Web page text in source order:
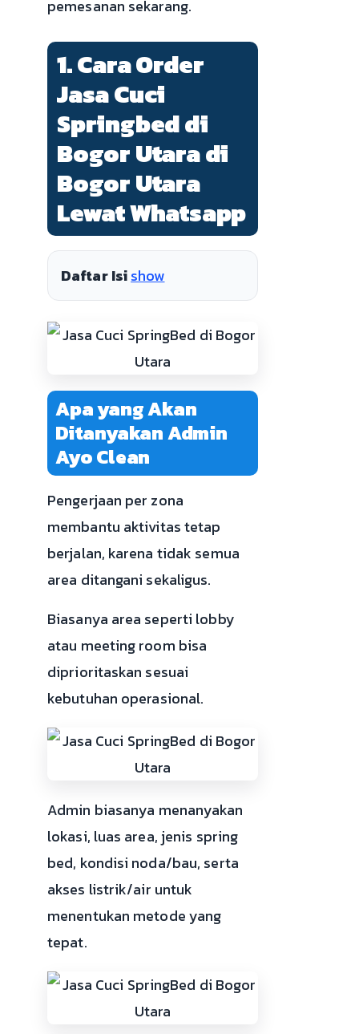
pemesanan sekarang.
1. Cara Order
Jasa Cuci
Springbed di
Bogor Utara di
Bogor Utara
Lewat Whatsapp
Daftar Isishow
Apa yang Akan
Ditanyakan Admin
Ayo Clean
Pengerjaan per zona
membantu aktivitas tetap
berjalan, karena tidak semua
area ditangani sekaligus.
Biasanya area seperti lobby
atau meeting room bisa
diprioritaskan sesuai
kebutuhan operasional.
Admin biasanya menanyakan
lokasi, luas area, jenis spring
bed, kondisi noda/bau, serta
akses listrik/air untuk
menentukan metode yang
tepat.